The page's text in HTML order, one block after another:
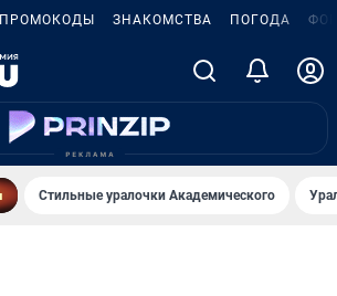
ПРОМОКОДЫ ЗНАКОМСТВА ПОГОДА
Стильные уралочки Академического